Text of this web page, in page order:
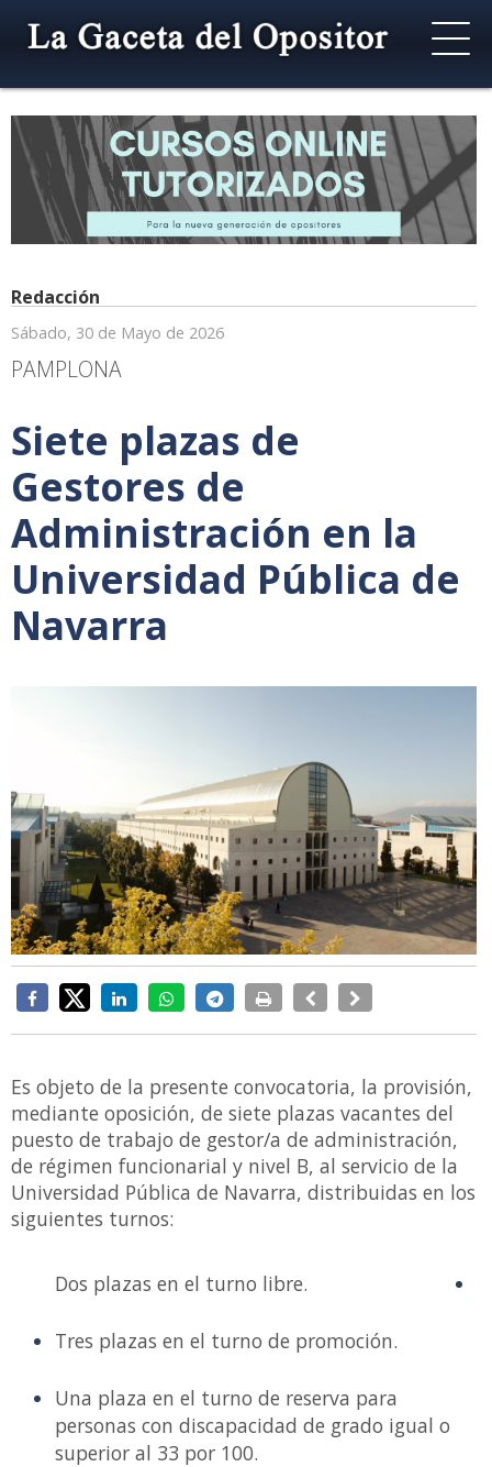
Redacción
Sábado, 30 de Mayo de 2026
PAMPLONA
Siete plazas de
Gestores de
Administración en la
Universidad Pública de
Navarra
Es objeto de la presente convocatoria, la provisión,
mediante oposición, de siete plazas vacantes del
puesto de trabajo de gestor/a de administración,
de régimen funcionarial y nivel B, al servicio de la
Universidad Pública de Navarra, distribuidas en los
siguientes turnos:
Dos plazas en el turno libre.
Tres plazas en el turno de promoción.
Una plaza en el turno de reserva para
personas con discapacidad de grado igual o
superior al 33 por 100.